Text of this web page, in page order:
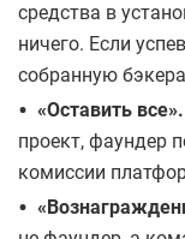
средства в
ничего. Если
собранную
• «Оставить все».
проект, фаундер
комиссии
•